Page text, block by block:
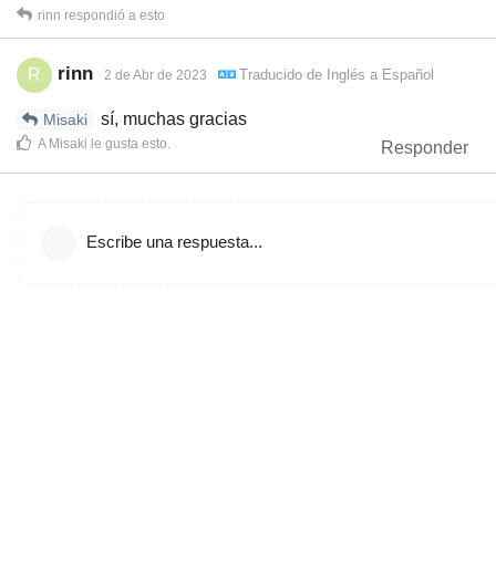
rinn respondió a esto
R rinn 2 de Abr de 2023 Traducido de Inglés a Español
Misaki
sí, muchas gracias
Responder
A Misaki le gusta esto
Escribe una respuesta...